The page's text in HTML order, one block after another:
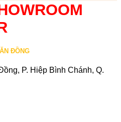
ĐỒNG
P. Hiệp Bình Chánh, Q.